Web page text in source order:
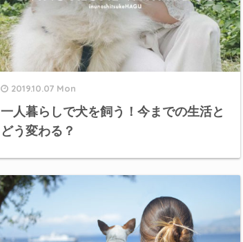
2019.10.07 Mon
一人暮らしで犬を飼う！今までの生活と
どう変わる？